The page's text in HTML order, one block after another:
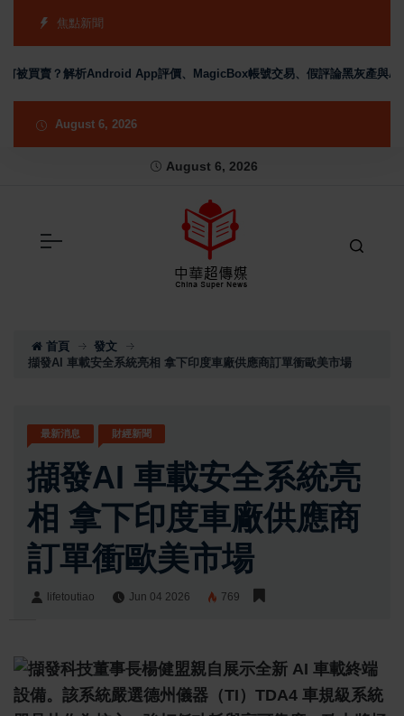
焦點新聞
賣？解析Android App評價、MagicBox帳號交易、假評論黑灰產與AI防
August 6, 2026
August 6, 2026
首頁
發文
擷發AI 車載安全系統亮相 拿下印度車廠供應商訂單衝歐美市場
最新消息 財經新聞
擷發AI 車載安全系統亮
相 拿下印度車廠供應商
訂單衝歐美市場
lifetoutiao Jun 04 2026 769